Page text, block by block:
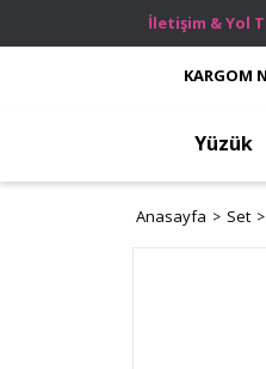
İletişim & Yol
KARGOM
Yüzük
Anasayfa Set